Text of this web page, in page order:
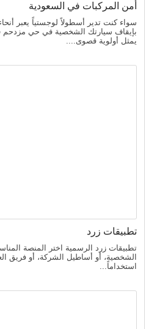
أمن المركبات في السعودية
سواء كنت تدير أسطولاً لوجستياً يعبر
بإيقاف سيارتك الشخصية في حي مزدحم
يمثل أولوية قصوى....
تطبيقات زرد
تطبيقات زرد الرسمية اختر المنصة
الشخصية، أو أساطيل الشركة، أو فريق
استخداماً...